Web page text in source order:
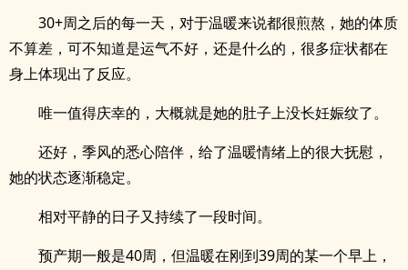
30+周之后的每一天，对于温暖来说都很煎熬，她的体质
不算差，可不知道是运气不好，还是什么的，很多症状都在
身上体现出了反应。
唯一值得庆幸的，大概就是她的肚子上没长妊娠纹了。
还好，季风的悉心陪伴，给了温暖情绪上的很大抚慰，
她的状态逐渐稳定。
相对平静的日子又持续了一段时间。
预产期一般是40周，但温暖在刚到39周的某一个早上，